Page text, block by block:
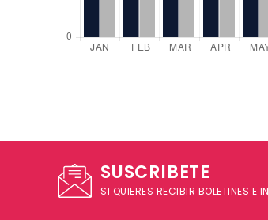
SUSCRIBETE
SI QUIERES RECIBIR BOLETINES E